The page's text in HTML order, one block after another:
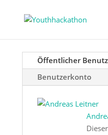
Öffentlicher
Benutzerkonto